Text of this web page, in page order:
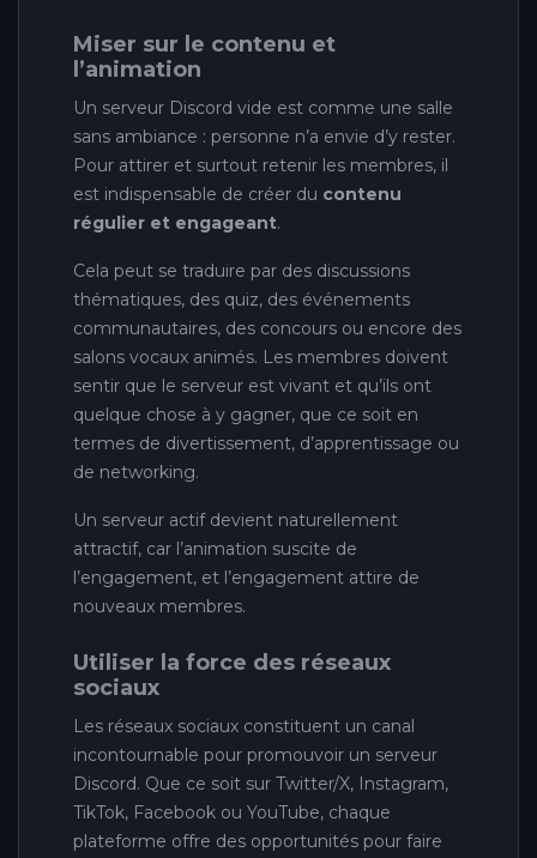
Miser sur le contenu et
l’animation
Un serveur Discord vide est comme une salle
sans ambiance : personne n’a envie d’y rester.
Pour attirer et surtout retenir les membres, il
est indispensable de créer du contenu
régulier et engageant.
Cela peut se traduire par des discussions
thématiques, des quiz, des événements
communautaires, des concours ou encore des
salons vocaux animés. Les membres doivent
sentir que le serveur est vivant et qu’ils ont
quelque chose à y gagner, que ce soit en
termes de divertissement, d’apprentissage ou
de networking.
Un serveur actif devient naturellement
attractif, car l’animation suscite de
l’engagement, et l’engagement attire de
nouveaux membres.
Utiliser la force des réseaux
sociaux
Les réseaux sociaux constituent un canal
incontournable pour promouvoir un serveur
Discord. Que ce soit sur Twitter/X, Instagram,
TikTok, Facebook ou YouTube, chaque
plateforme offre des opportunités pour faire